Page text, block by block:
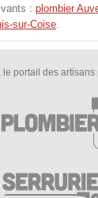
: plombier
sur-Coise.
le portail des